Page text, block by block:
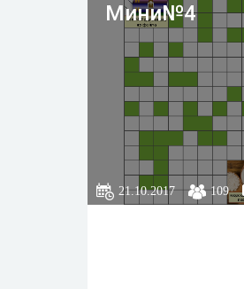
Мини№4
21.10.2017 109